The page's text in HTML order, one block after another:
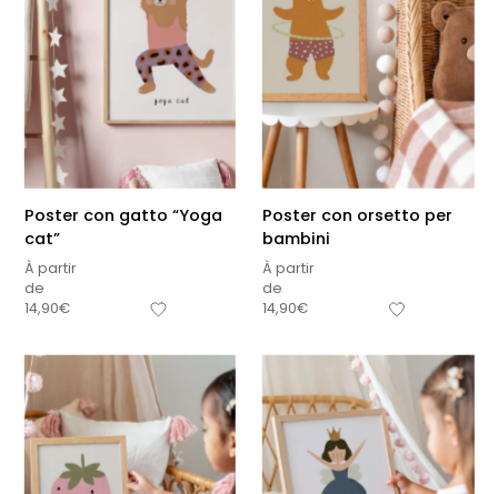
Poster con gatto “Yoga
cat”
À partir
de
14,90€
Poster con orsetto per
bambini
À partir
de
14,90€